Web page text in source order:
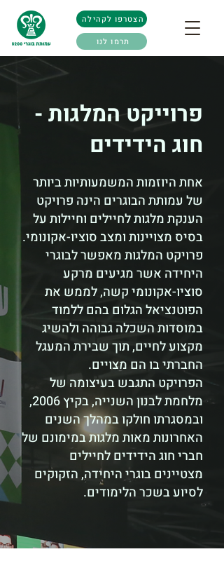
הצטרפו לקהילה
תרמו לנו
פרוייקט המלגות -
חוג הידידים
אחת היוזמות המשמעותיות ביותר
של עמותת הבוגרים הינה פרויקט
הענקת מלגות לחיילים וחיילות על
בסיס מצויינות ומצב סוציו-אקונומי.
פרויקט המלגות מאפשר לבוגרי
היחידה אשר מגיעים מרקע
סוציו-אקונומי קשה, לממש את
הפוטנציאל הגלום בהם ללמוד
במוסדות השכלה גבוהה ולהשיג
מקצוע לחיים, תוך שבירת המעגל
החברתי בו הם מצויים.
הפרויקט התגבש בעיצומה של
מלחמת לבנון השנייה, בקיץ 2006,
ובמסגרתו חולקו במהלך השנים
האחרונות מאות מלגות במימונם של
חברי חוג הידידים לחיילים
מצטיינים בוגרי היחידה, הזקוקים
לסיוע בשכר הלימודים.